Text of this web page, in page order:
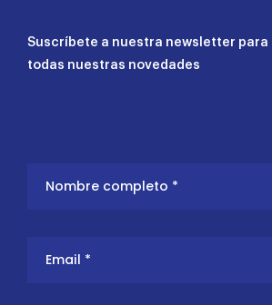
Suscríbete a nuestra newsletter para
todas nuestras novedades